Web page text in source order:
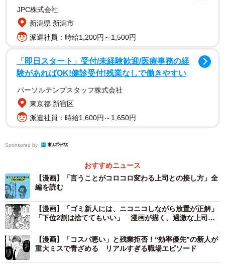
物語は「Aを目標にみんなで達成しよう‼」と、えりたさん
の上司が宣言するところから始まります。しかし数日後に
は突然「やっぱりBを目標にしよう」と言い出し、えりたさ
んを困惑させるのでした。そこで上司に「先日はAって言い
ましたよね？」とえりたさんが尋ねると、「状況が変わっ
JPC株式会社
新潟県 新潟市
派遣社員：時給1,200円～1,500円
「即日スタート」受付/未経験歓迎/医療事務の経
験があればOK!健診受付!残業なしで働きやすい
パーソルテンプスタッフ株式会社
東京都 新宿区
派遣社員：時給1,600円～1,650円
Sponsored by
おすすめニュース
【漫画】「言うことがコロコロ変わる上司との接し方」全
編を読む
【漫画】「ゴミ新人には、ニコニコしながら放置が正解」
「下位2割は捨ててもいい」 漫画が描く、過激な上司
【漫画】「コスパ悪い」と残業拒否！“効率優先”の新人が
重大ミスで青ざめる リアルすぎる職場エピソード